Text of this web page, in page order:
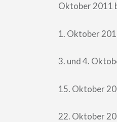
Oktober 2011
1. Oktober
3. und 4.
15. Oktober
22. Oktober